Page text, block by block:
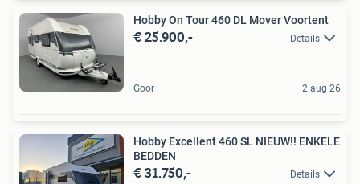
Hobby On Tour 460 DL Mover Voortent
€ 25.900,- Details
Goor 2 aug 26
Hobby Excellent 460 SL NIEUW!! ENKELE
BEDDEN
€ 31.750,- Details